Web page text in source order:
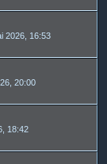
2026, 16:53
20:00
18:42